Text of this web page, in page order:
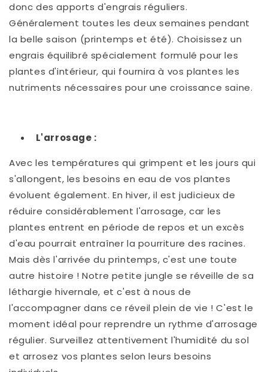
donc des apports d'engrais réguliers.
Généralement toutes les deux semaines pendant
la belle saison (printemps et été). Choisissez un
engrais équilibré spécialement formulé pour les
plantes d'intérieur, qui fournira à vos plantes les
nutriments nécessaires pour une croissance saine.
L'arrosage :
Avec les températures qui grimpent et les jours qui
s'allongent, les besoins en eau de vos plantes
évoluent également. En hiver, il est judicieux de
réduire considérablement l'arrosage, car les
plantes entrent en période de repos et un excès
d'eau pourrait entraîner la pourriture des racines.
Mais dès l'arrivée du printemps, c'est une toute
autre histoire ! Notre petite jungle se réveille de sa
léthargie hivernale, et c'est à nous de
l'accompagner dans ce réveil plein de vie ! C'est le
moment idéal pour reprendre un rythme d'arrosage
régulier. Surveillez attentivement l'humidité du sol
et arrosez vos plantes selon leurs besoins